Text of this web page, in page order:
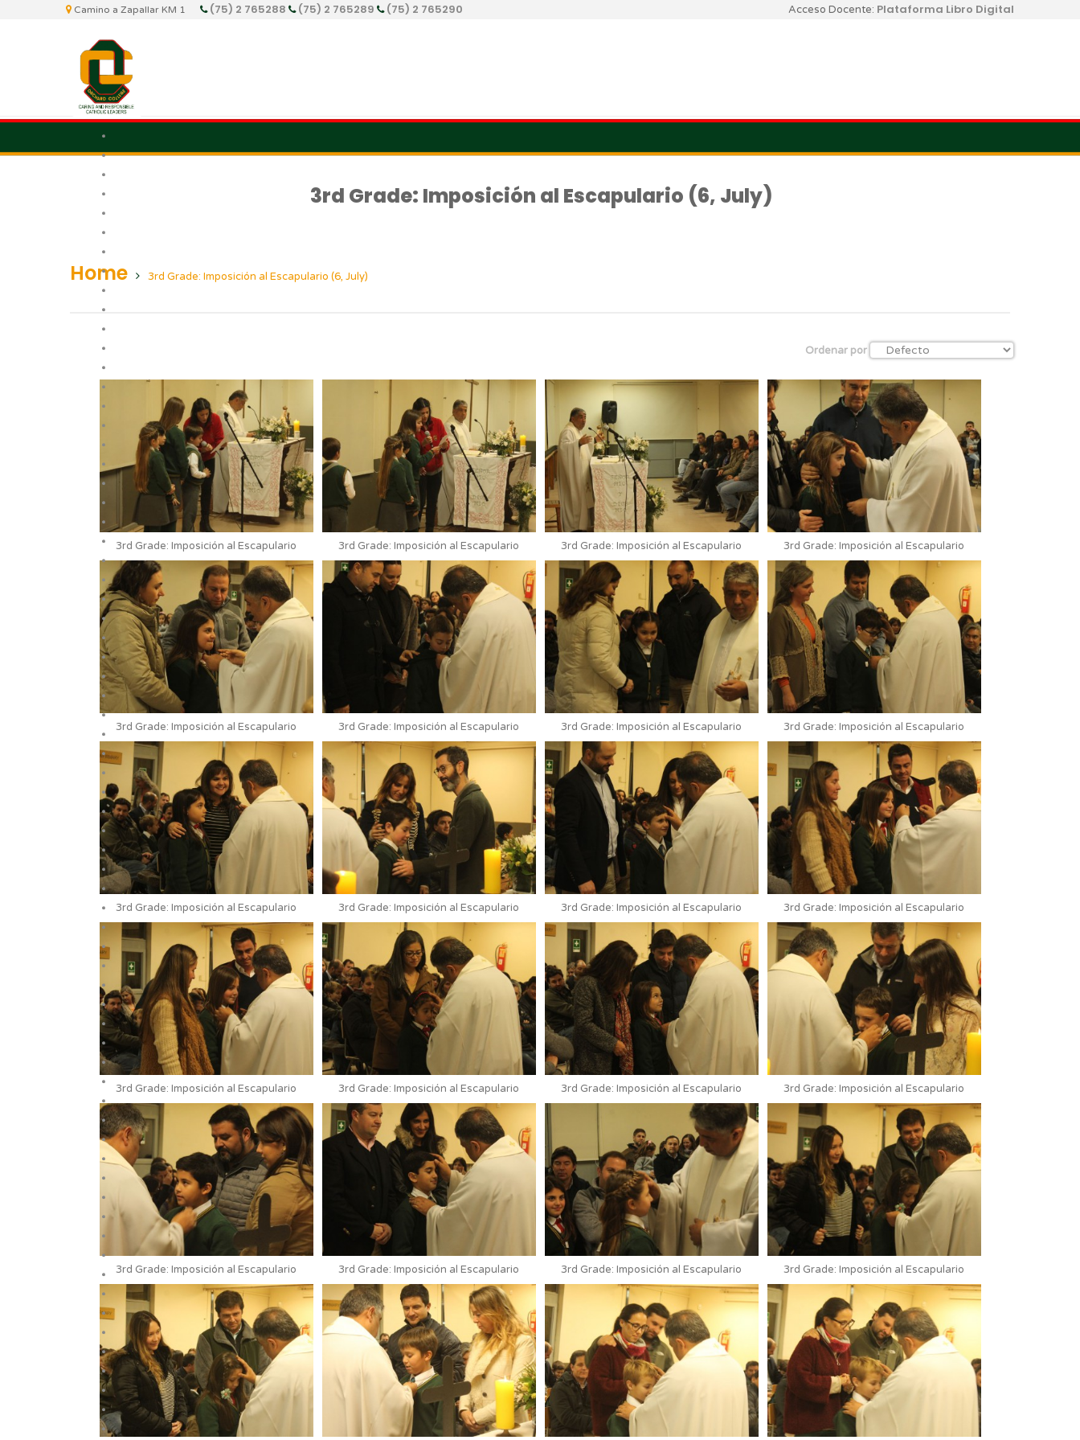
Camino a Zapallar KM 1 (75) 2 765288 (75) 2 765289 (75) 2 765290 Acceso Docente: Plataforma Libro Digital
3rd Grade: Imposición al Escapulario (6, July)
Home 3rd Grade: Imposición al Escapulario (6, July)
Ordenar por
3rd Grade: Imposición al Escapulario 3rd Grade: Imposición al Escapulario 3rd Grade: Imposición al Escapulario 3rd Grade: Imposición al Escapulario
3rd Grade: Imposición al Escapulario 3rd Grade: Imposición al Escapulario 3rd Grade: Imposición al Escapulario 3rd Grade: Imposición al Escapulario
3rd Grade: Imposición al Escapulario 3rd Grade: Imposición al Escapulario 3rd Grade: Imposición al Escapulario 3rd Grade: Imposición al Escapulario
3rd Grade: Imposición al Escapulario 3rd Grade: Imposición al Escapulario 3rd Grade: Imposición al Escapulario 3rd Grade: Imposición al Escapulario
3rd Grade: Imposición al Escapulario 3rd Grade: Imposición al Escapulario 3rd Grade: Imposición al Escapulario 3rd Grade: Imposición al Escapulario